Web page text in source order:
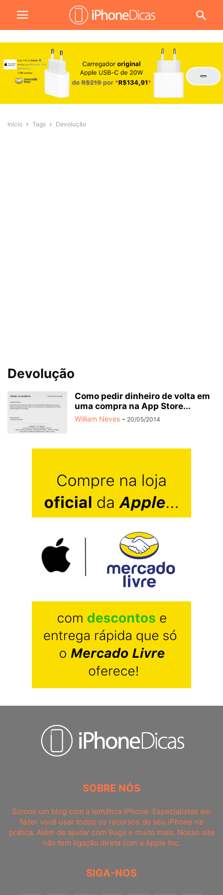
Início Tags Devolução
Devolução
Como pedir dinheiro de volta em
uma compra na App Store...
William Neves - 20/05/2014
SOBRE NÓS
Somos um blog com a temática iPhone. Especialistas em
fazer você usar todos os recursos do seu iPhone na
prática. Além de ajudar com Bugs e muito mais. Nosso site
não tem ligação direta com a Apple Inc.
SIGA-NOS